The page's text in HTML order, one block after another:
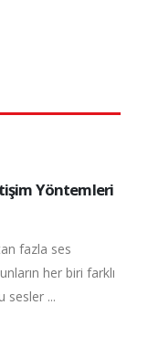
Yöntemleri
fazla ses
her biri farklı
sesler ...